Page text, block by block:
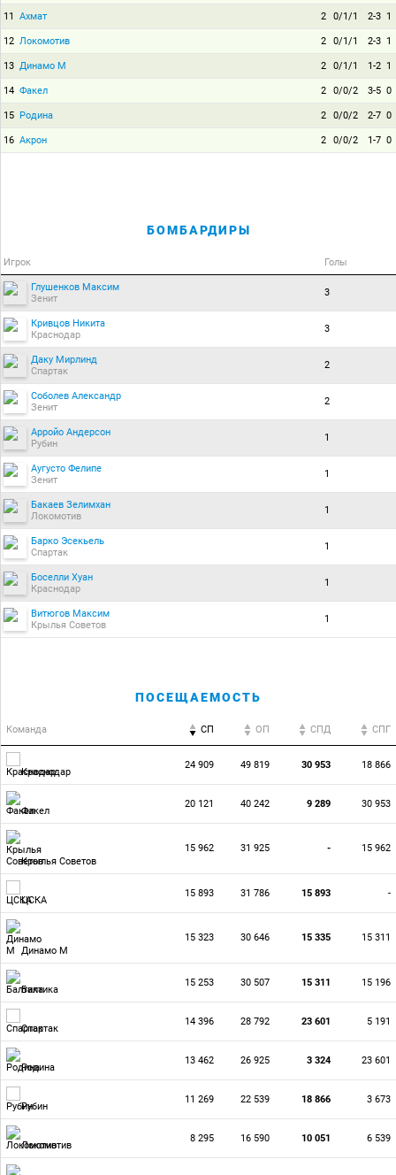
11 Ахмат 2 0/1/1 2-3 1
12 Локомотив 2 0/1/1 2-3 1
13 Динамо М 2 0/1/1 1-2 1
14 Факел 2 0/0/2 3-5 0
15 Родина 2 0/0/2 2-7 0
16 Акрон 2 0/0/2 1-7 0
БОМБАРДИРЫ
Игрок Голы
Глушенков Максим
Зенит
3
Кривцов Никита
Краснодар
3
Даку Мирлинд
Спартак
2
Соболев Александр
Зенит
2
Арройо Андерсон
Рубин
1
Аугусто Фелипе
Зенит
1
Бакаев Зелимхан
Локомотив
1
Барко Эсекьель
Спартак
1
Боселли Хуан
Краснодар
1
Витюгов Максим
Крылья Советов
1
ПОСЕЩАЕМОСТЬ
Команда СП ОП CПД CПГ
Краснодар
24 909 49 819 30 953 18 866
Факел
20 121 40 242 9 289 30 953
Крылья Советов
15 962 31 925 - 15 962
ЦСКА
15 893 31 786 15 893 -
Динамо М
15 323 30 646 15 335 15 311
Балтика
15 253 30 507 15 311 15 196
Спартак
14 396 28 792 23 601 5 191
Родина
13 462 26 925 3 324 23 601
Рубин
11 269 22 539 18 866 3 673
Локомотив
8 295 16 590 10 051 6 539